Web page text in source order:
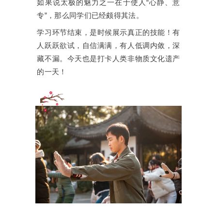
如果说太极的魅力之一在于使人“心静、意
专”，那么同学们已经颇得其法。
学习环节结束，是时候展示真正的技能！有
人跃跃欲试，自信满满，有人低调内敛，深
藏不漏。今天也是打卡人类非物质文化遗产
的一天！